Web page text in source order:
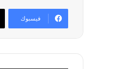
فيسبوك